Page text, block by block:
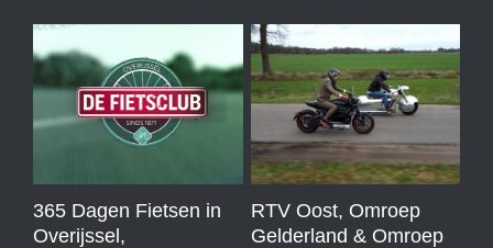
365 Dagen Fietsen in
Overijssel,
RTV Oost, Omroep
Gelderland & Omroep